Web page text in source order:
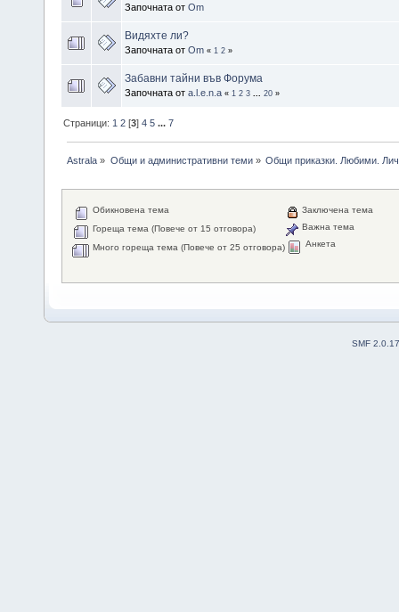
Започната от Om
Видяхте ли?
Започната от Om « 1 2 »
Забавни тайни във Форума
Започната от a.l.e.n.a « 1 2 3 20 »
Страници: 1 2 [3]4 5 ...7
Astrala » Общи и административни теми» Общи приказки. Любими.
Обикновена тема
Гореща тема (Повече от 15 отговора)
Много гореща тема (Повече от 25 отговора)
Заключена тема
Важна тема
Анкета
SMF 2.0.17